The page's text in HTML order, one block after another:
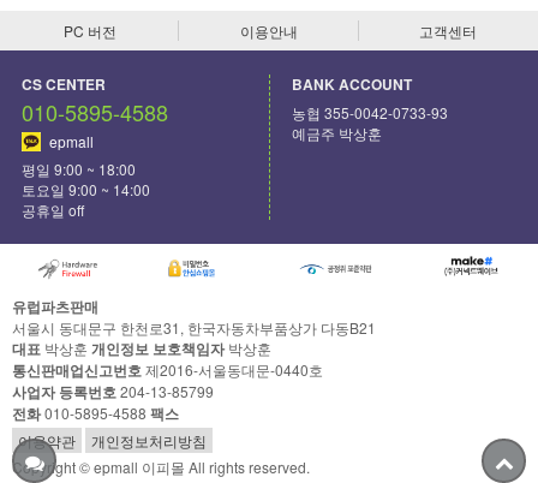
PC 버전 이용안내 고객센터
CS CENTER
010-5895-4588
epmall
평일 9:00 ~ 18:00
토요일 9:00 ~ 14:00
공휴일 off
BANK ACCOUNT
농협 355-0042-0733-93
예금주 박상훈
유럽파츠판매
서울시 동대문구 한천로31, 한국자동차부품상가 다동B21
대표 박상훈 개인정보 보호책임자박상훈
통신판매업신고번호제2016-서울동대문-0440호
사업자 등록번호204-13-85799
전화010-5895-4588 팩스
이용약관
개인정보처리방침
Copyright © epmall 이피몰 All rights reserved.